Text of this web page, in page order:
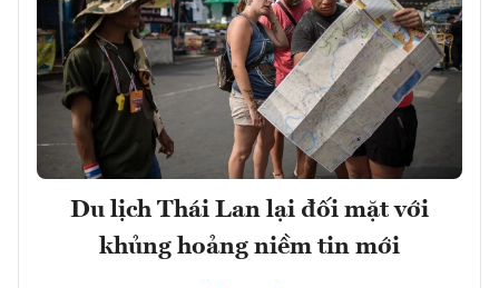
Du lịch Thái Lan lại đối mặt với
khủng hoảng niềm tin mới